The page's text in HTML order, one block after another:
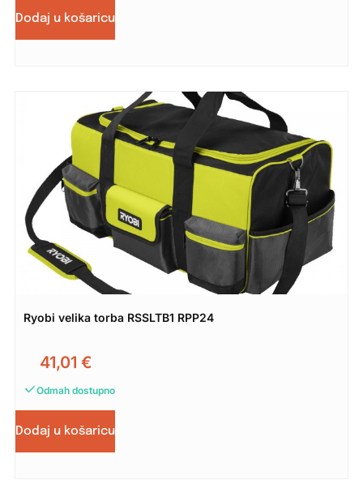
Dodaj u košaricu
Ryobi velika torba RSSLTB1 RPP24
41,01 €
Odmah dostupno
Dodaj u košaricu